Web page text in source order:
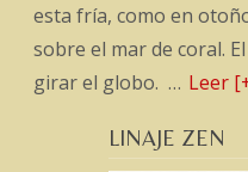
esta fría, como en
sobre el mar de coral.
girar el globo. … Leer
LINAJE ZEN